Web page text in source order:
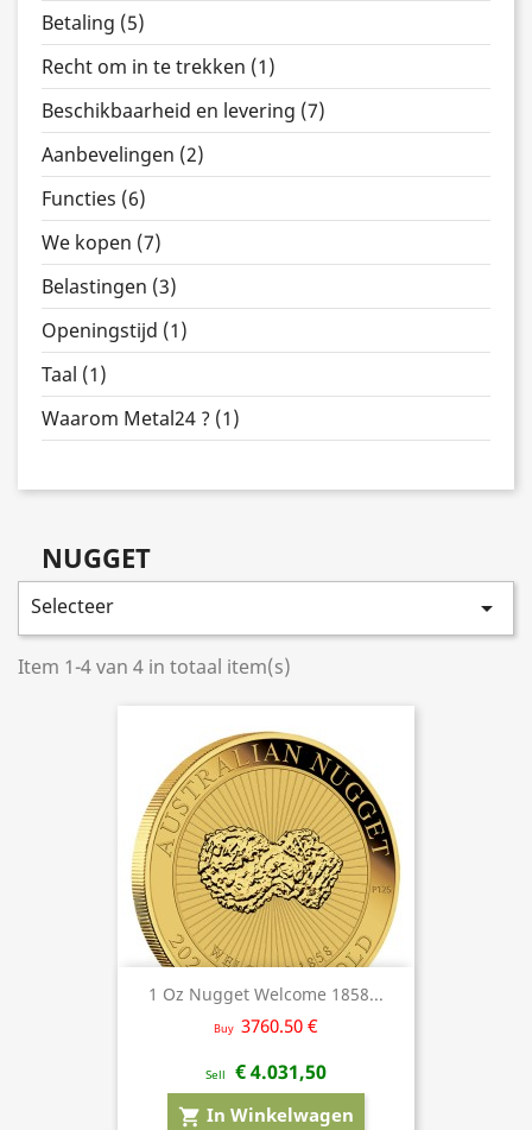
Betaling (5)
Recht om in te trekken (1)
Beschikbaarheid en levering (7)
Aanbevelingen (2)
Functies (6)
We kopen (7)
Belastingen (3)
Openingstijd (1)
Taal (1)
Waarom Metal24 ? (1)
NUGGET
Selecteer 
Item 1-4 van 4 in totaal item(s)
1 Oz Nugget Welcome 1858...
Buy 3760.50 €
Sell € 4.031,50
shopping_cart In Winkelwagen